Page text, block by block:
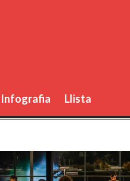
Infografia Llista